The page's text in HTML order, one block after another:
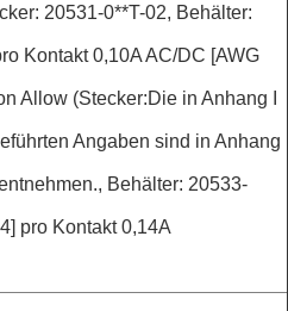
20531-0**T-02, Behälter:
Kontakt 0,10A AC/DC [AWG
Allow (Stecker:Die in Anhang I
Angaben sind in Anhang
Behälter: 20533-
pro Kontakt 0,14A